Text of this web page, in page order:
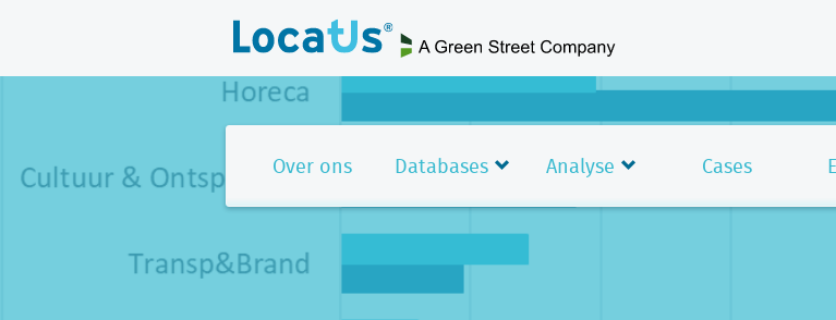
Over ons Databases Analyse Cases